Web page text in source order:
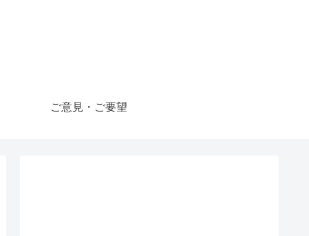
ご意見・ご要望